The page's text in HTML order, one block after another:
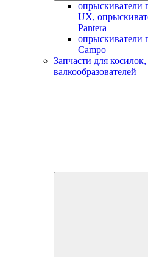
UX,
Pantera
опрыскиватели
Campo
Запчасти для
валкообразователей